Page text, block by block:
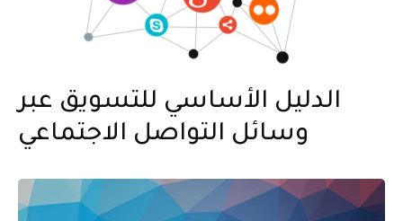
الدليل الأساسي للتسويق عبر
وسائل التواصل الاجتماعي